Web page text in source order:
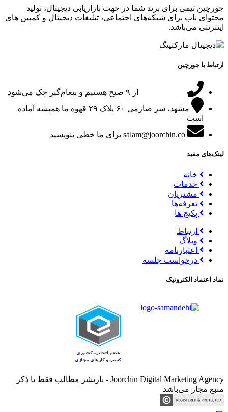
جورچین تیمی برای برند شما در جهت بازاریابی دیجیتال، تولید
محتوای ناب برای شبکه‌های اجتماعی، تبلیغات دیجیتال و کمپین های
اینترنتی می‌باشد.
ارتباط با جورچین
از ۹ صبح هستیم و پیغام‌گیر چک می‌شود
مشهد، سر صارمی ۶۰ پلاک ۲۹
قهوه ما همیشه آماده
است
salam@joorchin.co برای ما خطی بنویسید
لینک‌های مفید
خانه
خدمات
مشتریان
تعرفه‌ها
پکیج ها
ارتباط
وبلاگ
اعتبارنامه
درخواست جلسه
نماد اعتماد الکترونیک
Joorchin Digital Marketing Agency - بازنشر مطالب فقط با ذکر
منبع مجاز می‌باشد